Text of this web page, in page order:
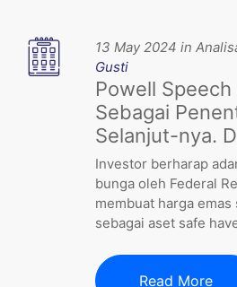
13 May 2024 in
Gusti
Powell
Sebagai
Selanjut-nya.
Investor berharap
bunga oleh Federal
membuat harga
sebagai aset safe
Read More